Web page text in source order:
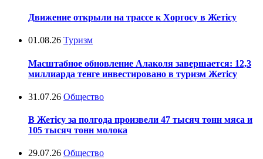
Движение открыли на трассе к Хоргосу в Жетісу
01.08.26 Туризм
Масштабное обновление Алаколя завершается: 12,3
миллиарда тенге инвестировано в туризм Жетісу
31.07.26 Общество
В Жетісу за полгода произвели 47 тысяч тонн мяса и
105 тысяч тонн молока
29.07.26 Общество